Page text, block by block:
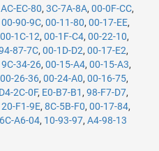
AC-EC-80, 3C-7A-8A, 00-0F-CC,
00-90-9C, 00-11-80, 00-17-EE,
00-1C-12, 00-1F-C4, 00-22-10,
87-7C, 00-1D-D2, 00-17-E2,
9C-34-26, 00-15-A4, 00-15-A3,
00-26-36, 00-24-A0, 00-16-75,
D4-2C-0F, E0-B7-B1 , 98-F7-D7,
20-F1-9E, 8C-5B-F0, 00-17-84,
6C-A6-04, 10-93-97, A4-98-13